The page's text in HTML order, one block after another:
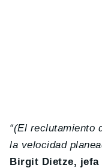
“(El reclutamiento
la velocidad
Birgit Dietze,